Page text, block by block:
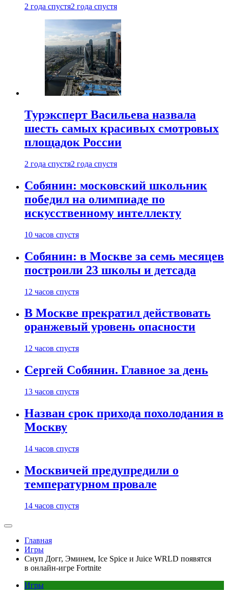
2 года спустя2 года спустя
Турэксперт Васильева назвала
шесть самых красивых смотровых
площадок России
2 года спустя2 года спустя
Собянин: московский школьник
победил на олимпиаде по
искусственному интеллекту
10 часов спустя
Собянин: в Москве за семь месяцев
построили 23 школы и детсада
12 часов спустя
В Москве прекратил действовать
оранжевый уровень опасности
12 часов спустя
Сергей Собянин. Главное за день
13 часов спустя
Назван срок прихода похолодания в
Москву
14 часов спустя
Москвичей предупредили о
температурном провале
14 часов спустя
Главная
Игры
Снуп Догг, Эминем, Ice Spice и Juice WRLD появятся
в онлайн-игре Fortnite
Игры